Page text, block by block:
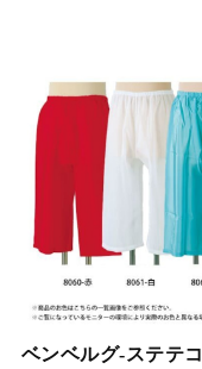
ベンベルグ-ステテコ